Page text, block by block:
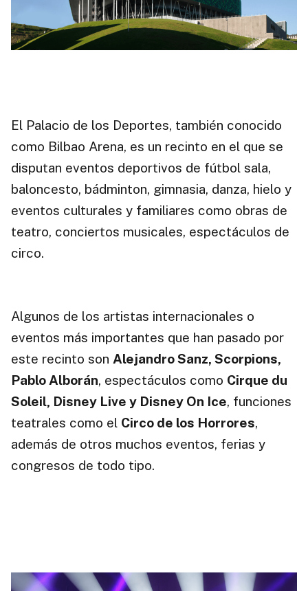
El Palacio de los Deportes, también conocido
como Bilbao Arena, es un recinto en el que se
disputan eventos deportivos de fútbol sala,
baloncesto, bádminton, gimnasia, danza, hielo y
eventos culturales y familiares como obras de
teatro, conciertos musicales, espectáculos de
circo.
Algunos de los artistas internacionales o
eventos más importantes que han pasado por
este recinto son Alejandro Sanz, Scorpions,
Pablo Alborán, espectáculos como Cirque du
Soleil, Disney Live y Disney On Ice, funciones
teatrales como el Circo de los Horrores,
además de otros muchos eventos, ferias y
congresos de todo tipo.